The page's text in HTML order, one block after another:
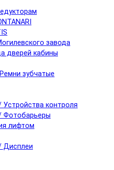
завода
дверей кабины
зубчатые
контроля
Фотобарьеры
лифтом
Дисплеи